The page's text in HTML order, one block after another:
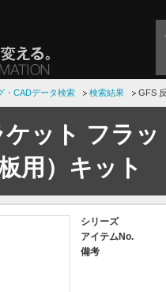
・CADデータ検索 検索結果 GFS
ケット フラ
用）キット
シリーズ
アイテムNo.
備考